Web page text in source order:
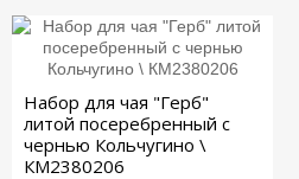
Набор для чая "Герб"
литой посеребренный с
чернью Кольчугино \
КМ2380206